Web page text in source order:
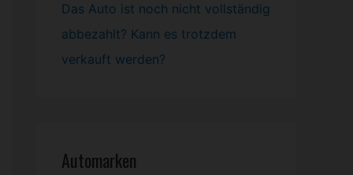
Das Auto ist noch nicht vollständig
abbezahlt? Kann es trotzdem
verkauft werden?
Automarken